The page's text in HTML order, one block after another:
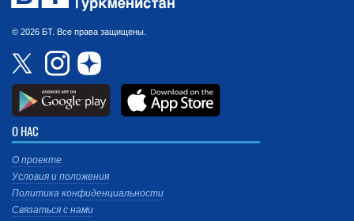
© 2026 БТ. Все права защищены.
О НАС
О проекте
Условия и положения
Политика конфиденциальности
Связаться с нами